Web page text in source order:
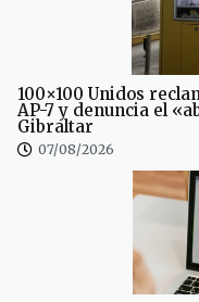
100×100 Unidos
AP-7 y denuncia el
Gibraltar
07/08/2026